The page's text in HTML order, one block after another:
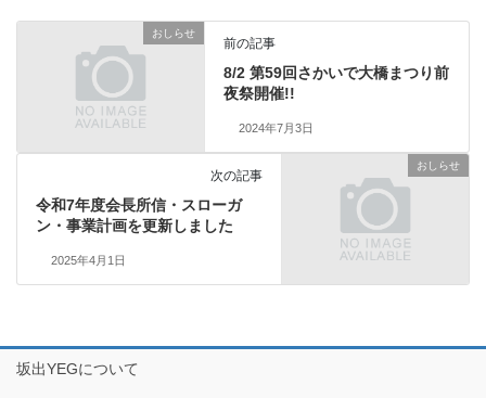
おしらせ
前の記事
8/2 第59回さかいで大橋まつり前
夜祭開催!!
2024年7月3日
おしらせ
次の記事
令和7年度会長所信・スローガ
ン・事業計画を更新しました
2025年4月1日
坂出YEGについて